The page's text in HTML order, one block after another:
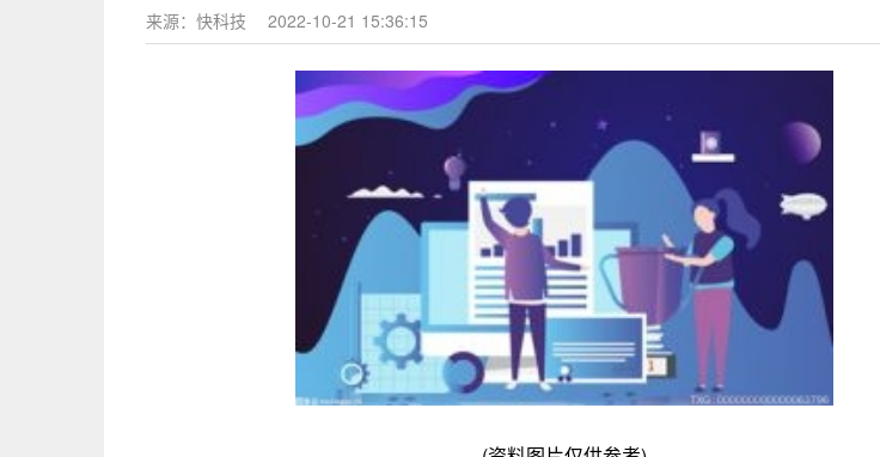
来源：快科技 2022-10-21 15:36:15